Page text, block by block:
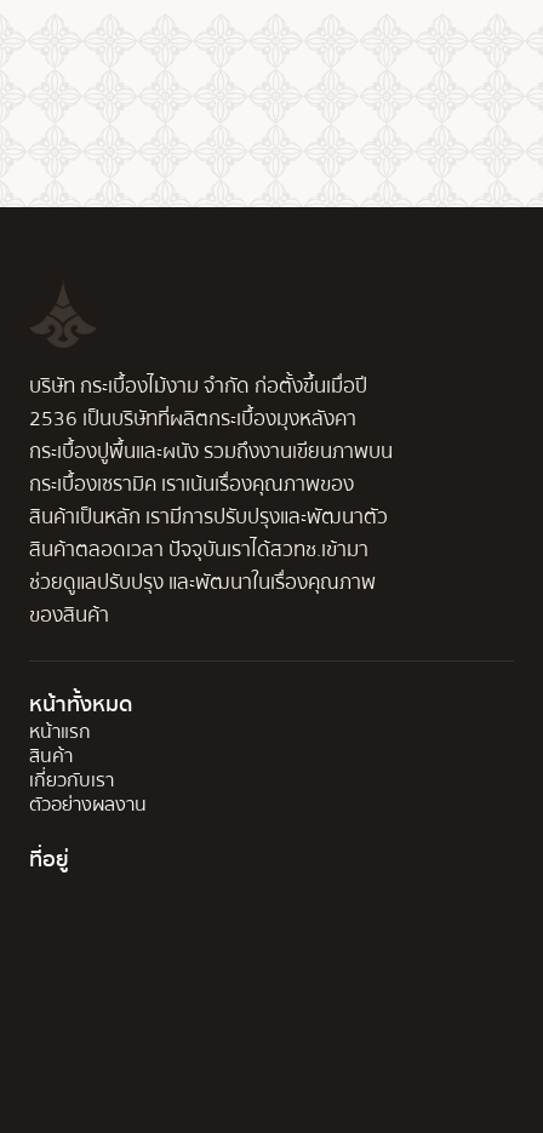
บริษัท กระเบื้องไม้งาม จำกัด ก่อตั้งขึ้นเมื่อปี
2536 เป็นบริษัทที่ผลิตกระเบื้องมุงหลังคา
กระเบื้องปูพื้นและผนัง รวมถึงงานเขียนภาพบน
กระเบื้องเซรามิค เราเน้นเรื่องคุณภาพของ
สินค้าเป็นหลัก เรามีการปรับปรุงและพัฒนาตัว
สินค้าตลอดเวลา ปัจจุบันเราได้สวทช.เข้ามา
ช่วยดูแลปรับปรุง และพัฒนาในเรื่องคุณภาพ
ของสินค้า
หน้าทั้งหมด
หน้าแรก
สินค้า
เกี่ยวกับเรา
ตัวอย่างผลงาน
ที่อยู่